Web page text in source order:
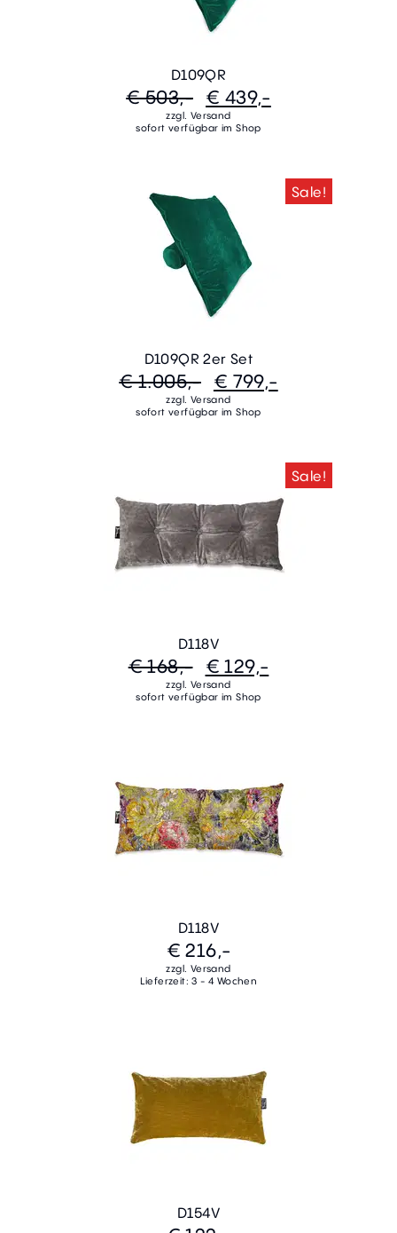
D109QR
€ 503,- € 439,-
zzgl. Versand
sofort verfügbar im Shop
Sale!
D109QR 2er Set
€ 1.005,- € 799,-
zzgl. Versand
sofort verfügbar im Shop
Sale!
D118V
€ 168,- € 129,-
zzgl. Versand
sofort verfügbar im Shop
D118V
€ 216,-
zzgl. Versand
Lieferzeit: 3 - 4 Wochen
D154V